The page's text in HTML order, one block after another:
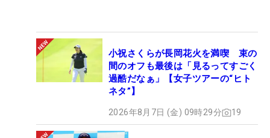
小祝さくらが長岡花火を満喫 束の
間のオフも最後は「見るってすごく
過酷だなぁ」【女子ツアーの“ヒト
ネタ”】
2026年8月7日 (金) 09時29分 19